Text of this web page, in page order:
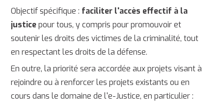
Objectif spécifique : faciliter l'accès effectif à la
justicepour tous, y compris pour promouvoir et
soutenir les droits des victimes de la criminalité, tout
en respectant les droits de la défense.
En outre, la priorité sera accordée aux projets visant à
rejoindre ou à renforcer les projets existants ou en
cours dans le domaine de l'e-Justice, en particulier :